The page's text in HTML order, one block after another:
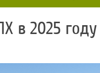
в 2025 году